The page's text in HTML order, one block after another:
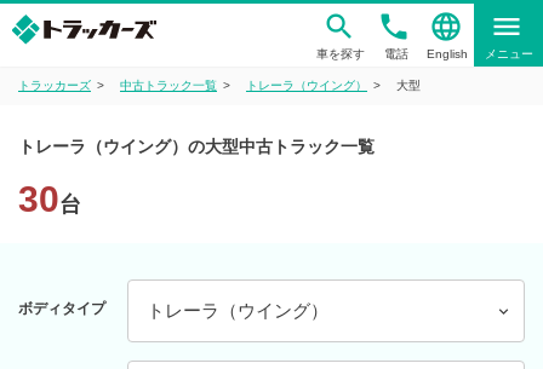
車を探す
phone
電話
language
English
menu
メニュー
トラッカーズ 中古トラック一覧 トレーラ（ウイング） 大型
トレーラ（ウイング）の大型中古トラック一覧
30台
ボディタイプ トレーラ（ウイング）